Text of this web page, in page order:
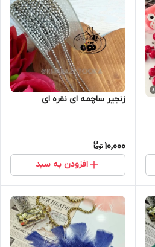
زنجیر ساچمه ای نقره ای
10,000
افزودن به سبد